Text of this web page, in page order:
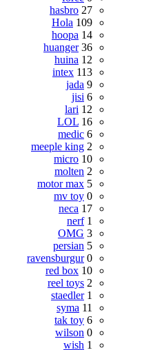
hasbro 27
Hola 109
hoopa 14
huanger 36
huina 12
intex 113
jada 9
jisi 6
lari 12
LOL 16
medic 6
meeple king 2
micro 10
molten 2
motor max 5
mv toy 0
neca 17
nerf 1
OMG 3
persian 5
ravensburgur 0
red box 10
reel toys 2
staedler 1
syma 11
tak toy 6
wilson 0
wish 1